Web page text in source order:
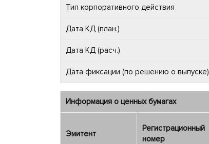
Тип корпоративного действия
Дата КД (план.)
Дата КД (расч.)
Дата фиксации (по решению о выпуске)
Информация о ценных бумагах
Эмитент
Регистрационный
номер